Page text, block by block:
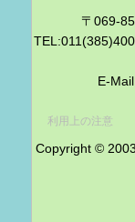
〒069-
E-Mail
利用上の注意
Copyright ©